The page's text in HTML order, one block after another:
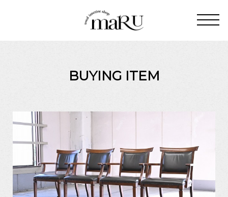
BUYING ITEM